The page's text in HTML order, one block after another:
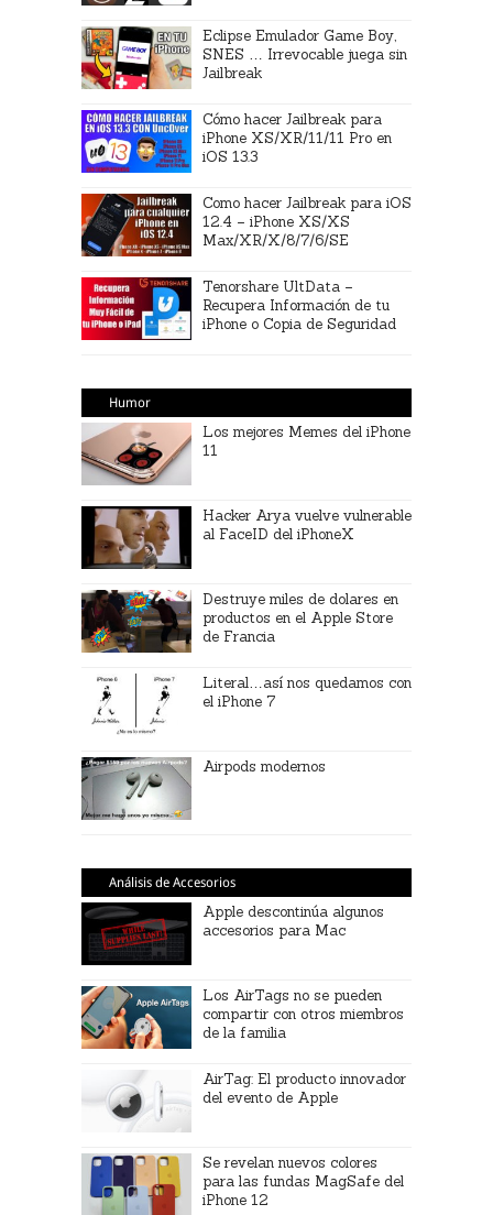
Eclipse Emulador Game Boy,
SNES … Irrevocable juega sin
Jailbreak
Cómo hacer Jailbreak para
iPhone XS/XR/11/11 Pro en
iOS 13.3
Como hacer Jailbreak para iOS
12.4 – iPhone XS/XS
Max/XR/X/8/7/6/SE
Tenorshare UltData –
Recupera Información de tu
iPhone o Copia de Seguridad
Humor
Los mejores Memes del iPhone
11
Hacker Arya vuelve vulnerable
al FaceID del iPhoneX
Destruye miles de dolares en
productos en el Apple Store
de Francia
Literal…así nos quedamos con
el iPhone 7
Airpods modernos
Análisis de Accesorios
Apple descontinúa algunos
accesorios para Mac
Los AirTags no se pueden
compartir con otros miembros
de la familia
AirTag: El producto innovador
del evento de Apple
Se revelan nuevos colores
para las fundas MagSafe del
iPhone 12